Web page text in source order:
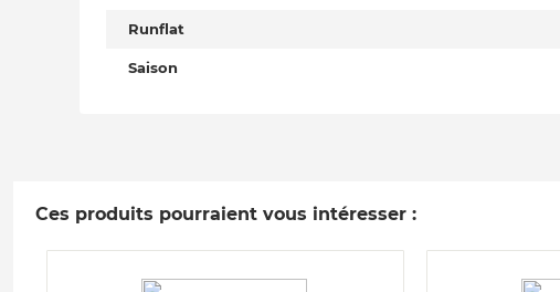
Runflat
Saison
Ces produits pourraient vous intéresser :